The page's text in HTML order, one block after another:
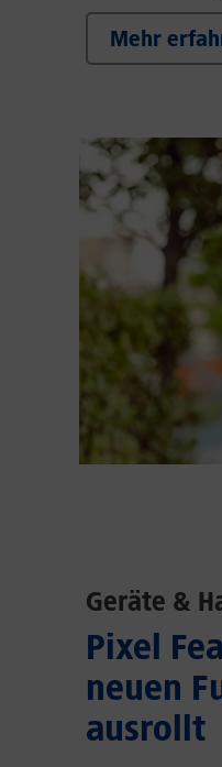
Mehr
Geräte &
Pixel
neuen
ausrollt